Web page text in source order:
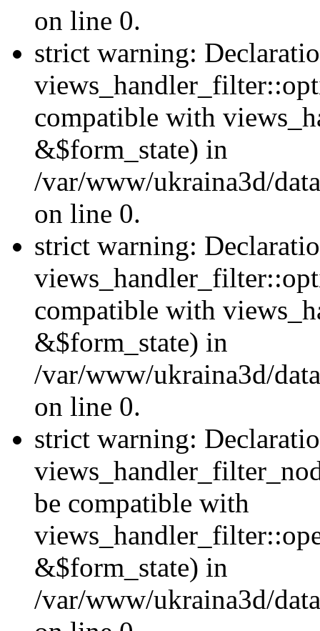
on line 0.
strict warning:
compatible with
&$form_state) in
/var/www/ukraina3d/
on line 0.
strict warning:
compatible with
&$form_state) in
/var/www/ukraina3d/
on line 0.
strict warning:
be compatible with
&$form_state) in
/var/www/ukraina3d/